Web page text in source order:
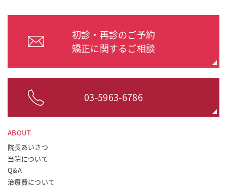
初診・再診のご予約
矯正に関するご相談
03-5963-6786
ABOUT
院長あいさつ
当院について
Q&A
治療費について